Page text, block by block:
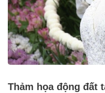
Thảm họa động đất